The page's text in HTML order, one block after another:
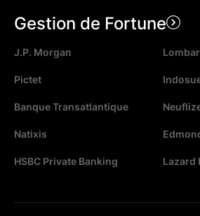
Gestion de Fortune
J.P. Morgan
Pictet
Banque Transatlantique
Natixis
HSBC Private Banking Lazard